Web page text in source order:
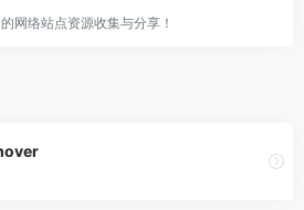
网络站点资源收集与分享！